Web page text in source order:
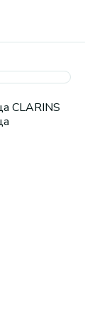
CLARINS